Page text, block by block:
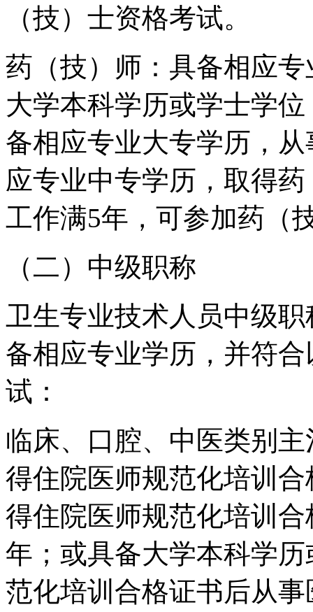
（技）士资格考试。
药（技）师：具备相应
大学本科学历或学士学
备相应专业大专学历，
应专业中专学历，取得
工作满5年，可参加药（
（二）中级职称
卫生专业技术人员中级
备相应专业学历，并符
试：
临床、口腔、中医类别
得住院医师规范化培训
得住院医师规范化培训
年；或具备大学本科学
范化培训合格证书后从